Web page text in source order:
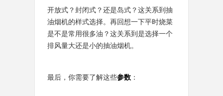
开放式？封闭式？还是岛式？这关系到抽
油烟机的样式选择。再回想一下平时烧菜
是不是常用很多油？这关系到是选择一个
排风量大还是小的抽油烟机。
最后，你需要了解这些参数：